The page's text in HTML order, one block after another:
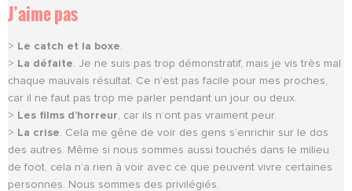
J’aime pas
> Le catch et la boxe.
> La défaite. Je ne suis pas trop démonstratif, mais je vis très mal
chaque mauvais résultat. Ce n’est pas facile pour mes proches,
car il ne faut pas trop me parler pendant un jour ou deux.
> Les films d’horreur, car ils n’ont pas vraiment peur.
> La crise. Cela me gêne de voir des gens s’enrichir sur le dos
des autres. Même si nous sommes aussi touchés dans le milieu
de foot, cela n’a rien à voir avec ce que peuvent vivre certaines
personnes. Nous sommes des privilégiés.